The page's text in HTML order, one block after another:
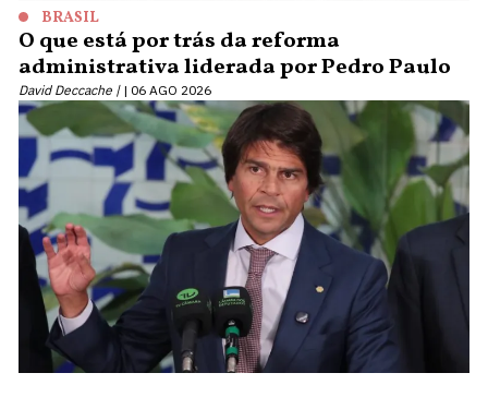
BRASIL
O que está por trás da reforma
administrativa liderada por Pedro Paulo
David Deccache | 06 AGO 2026